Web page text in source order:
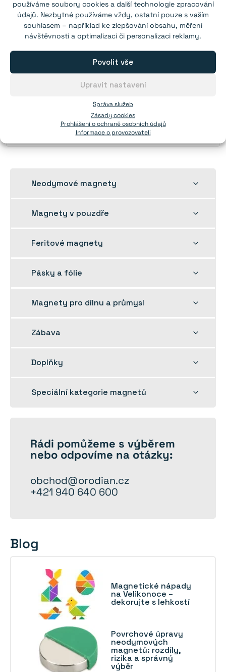
používáme soubory cookies a další technologie zpracování
údajů. Nezbytné používáme vždy, ostatní pouze s vaším
souhlasem – například ke zlepšování obsahu, měření
návštěvnosti a optimalizaci či personalizaci reklamy.
Správa služeb
Povolit vše
Upravit nastavení
Zásady cookies
Prohlášení o ochraně osobních údajů
Informace o provozovateli
Síla:30 kg(N38)
Závit:M6
Od 1 ks:
99,00 Kč
skladem
Neodymové magnety
Rozbalit
Magnety v pouzdře
Rozbalit
Feritové magnety
Rozbalit
Pásky a fólie
Rozbalit
Magnety pro dílnu a průmysl
Rozbalit
Zábava
Rozbalit
Doplňky
Rozbalit
Speciální kategorie magnetů
Rozbalit
Rádi pomůžeme s výběrem
nebo odpovíme na otázky:
obchod@orodian.cz
+421 940 640 600
Blog
Magnetické nápady
na Velikonoce –
dekorujte s lehkostí
Povrchové úpravy
neodymových
magnetů: rozdíly,
rizika a správný
výběr